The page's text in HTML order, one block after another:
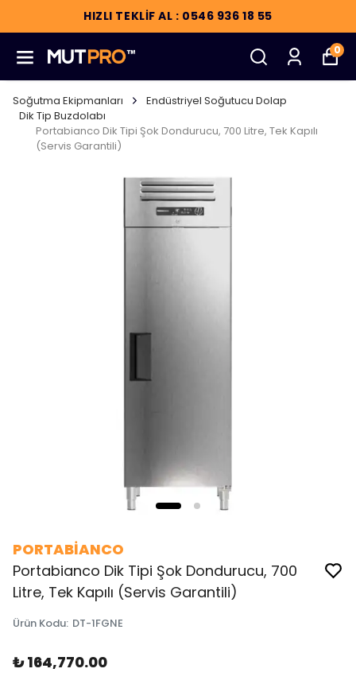
HIZLI TEKLİF AL : 0546 936 18 55
0
Soğutma Ekipmanları
Endüstriyel Soğutucu Dolap
Dik Tip Buzdolabı
Portabianco Dik Tipi Şok Dondurucu, 700 Litre, Tek Kapılı
(Servis Garantili)
PORTABİANCO
Portabianco Dik Tipi Şok Dondurucu, 700
Litre, Tek Kapılı (Servis Garantili)
Ürün Kodu: DT-1FGNE
₺ 164,770.00